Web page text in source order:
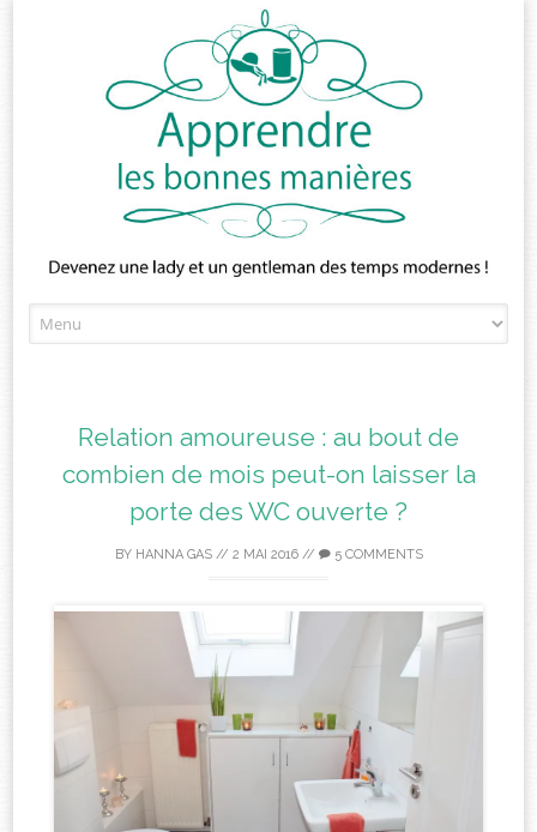
to
Relation amoureuse : au bout de
combien de mois peut-on laisser la
porte des WC ouverte ?
BY HANNA GAS// 2 MAI 2016// 5 COMMENTS